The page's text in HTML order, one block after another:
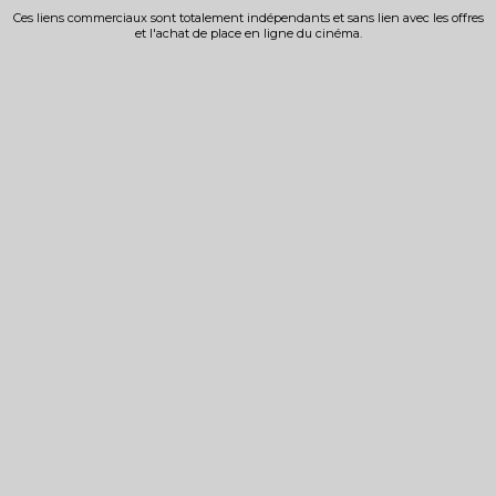
Ces liens commerciaux sont totalement indépendants et sans lien avec les offres
et l'achat de place en ligne du cinéma.